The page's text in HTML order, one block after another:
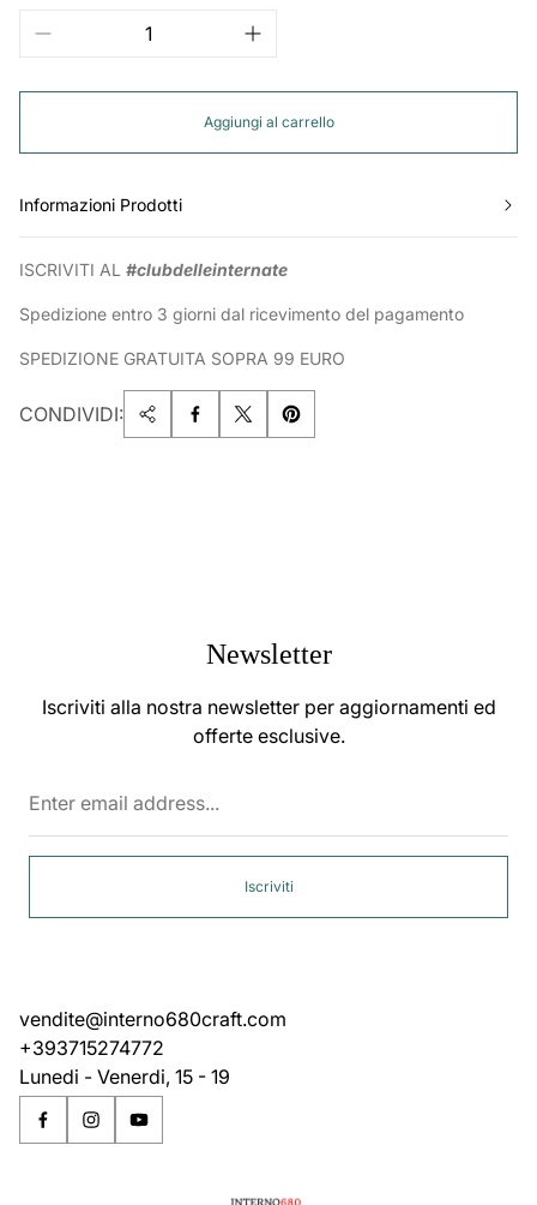
Aggiungi al carrello
Informazioni Prodotti
ISCRIVITI AL #clubdelleinternate
Spedizione entro 3 giorni dal ricevimento del pagamento
SPEDIZIONE GRATUITA SOPRA 99 EURO
CONDIVIDI:
Newsletter
Iscriviti alla nostra newsletter per aggiornamenti ed
offerte esclusive.
Iscriviti
vendite@interno680craft.com
+393715274772
Lunedi - Venerdi, 15 - 19